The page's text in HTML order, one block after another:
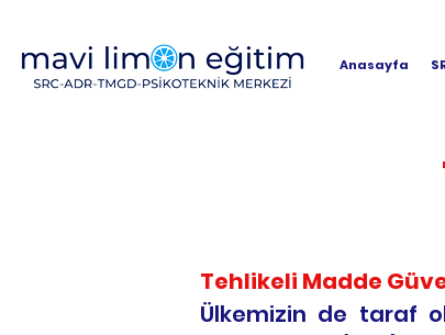
Anasayfa
Tehlikeli Madde
Ülkemizin de taraf